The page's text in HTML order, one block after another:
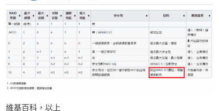
維基百科，以上